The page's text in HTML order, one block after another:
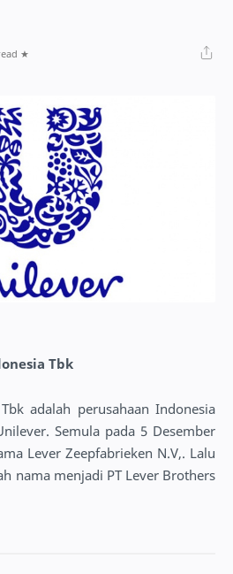
Tbk
adalah perusahaan Indonesia
Semula pada 5 Desember
Lever Zeepfabrieken N.V,. Lalu
nama menjadi PT Lever Brothers